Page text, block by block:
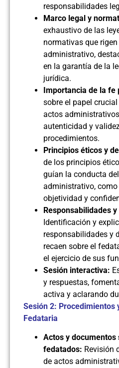
responsabilidades
Marco legal y
exhaustivo de las
normativas que
administrativo,
en la garantía de la
jurídica.
Importancia de la fe
sobre el papel
actos
autenticidad y
procedimientos.
Principios éticos y
de los principios
guían la conducta
administrativo,
objetividad y
Responsabilidades
Identificación y
responsabilidades y
recaen sobre el
el ejercicio de sus
Sesión interactiva:
y respuestas,
activa y aclarando
Sesión 2: Procedimientos
Fedataria
Actos y
fedatados: Revisión
de actos